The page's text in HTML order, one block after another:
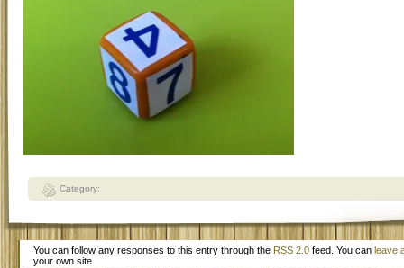
Category:
You can follow any responses to this entry through the RSS 2.0 feed. You can leave
your own site.